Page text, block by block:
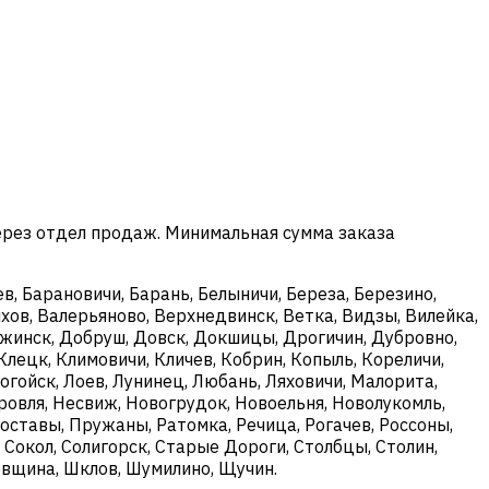
отдел продаж. Минимальная сумма заказа
Барановичи, Барань, Белыничи, Береза, Березино,
Валерьяново, Верхнедвинск, Ветка, Видзы, Вилейка,
Добруш, Довск, Докшицы, Дрогичин, Дубровно,
Климовичи, Кличев, Кобрин, Копыль, Кореличи,
Лоев, Лунинец, Любань, Ляховичи, Малорита,
Несвиж, Новогрудок, Новоельня, Новолукомль,
Пружаны, Ратомка, Речица, Рогачев, Россоны,
Солигорск, Старые Дороги, Столбцы, Столин,
Шклов, Шумилино, Щучин.